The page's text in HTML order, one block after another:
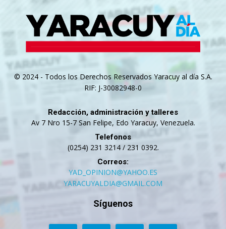
© 2024 - Todos los Derechos Reservados Yaracuy al día S.A.
RIF: J-30082948-0
Redacción, administración y talleres
Av 7 Nro 15-7 San Felipe, Edo Yaracuy, Venezuela.
Telefonos
(0254) 231 3214 / 231 0392.
Correos:
YAD_OPINION@YAHOO.ES
YARACUYALDIA@GMAIL.COM
Síguenos